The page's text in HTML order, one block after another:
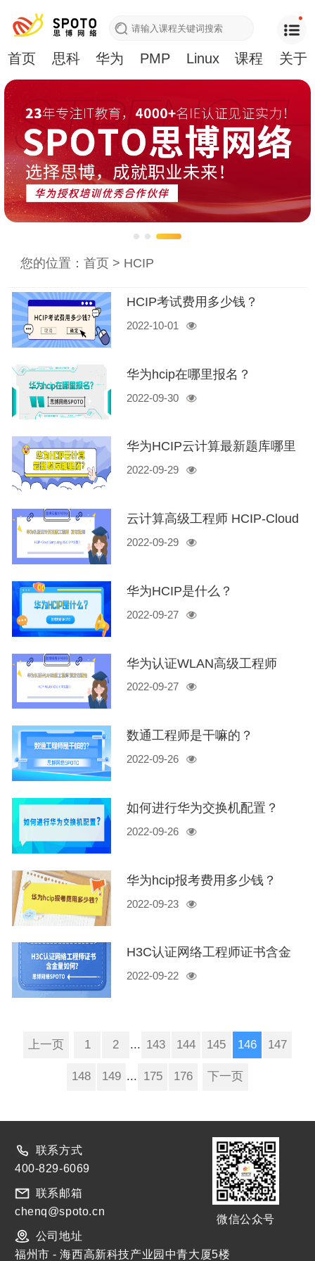
首页 思科 华为 PMP Linux 课程 关于
您的位置：首页 > HCIP
HCIP考试费用多少钱？
2022-10-01
华为hcip在哪里报名？
2022-09-30
华为HCIP云计算最新题库哪里
找？
2022-09-29
云计算高级工程师 HCIP-Cloud
Computing V5.0（中文版）发
2022-09-29
华为HCIP是什么？
2022-09-27
华为认证WLAN高级工程师
HCIP-WLAN V2.0（中文版）
2022-09-27
数通工程师是干嘛的？
2022-09-26
如何进行华为交换机配置？
2022-09-26
华为hcip报考费用多少钱？
2022-09-23
H3C认证网络工程师证书含金
量如何？
2022-09-22
上一页 1 2 ... 143 144 145 146 147
148 149 ... 175 176 下一页
联系方式
400-829-6069
联系邮箱
chenq@spoto.cn
公司地址
微信公众号
福州市 - 海西高新科技产业园中青大厦5楼